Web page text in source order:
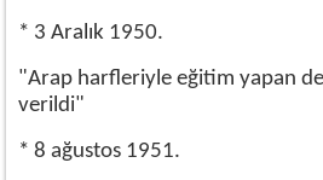
* 3 Aralık 1950.
"Arap harfleriyle eğitim yapan
verildi"
* 8 ağustos 1951.